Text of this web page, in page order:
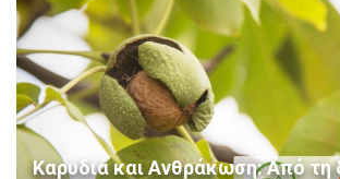
Καρυδιά και Ανθράκωση: Από τη